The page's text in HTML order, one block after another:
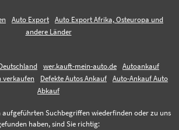
Auto Export
Auto Export Afrika, Osteuropa und
andere Länder
wer.kauft-mein-auto.de
Autoankauf
verkaufen Defekte Autos Ankauf
Auto-Ankauf Auto
Abkauf
aufgeführten Suchbegriffen wiederfinden oder zu uns
haben, sind Sie richtig: